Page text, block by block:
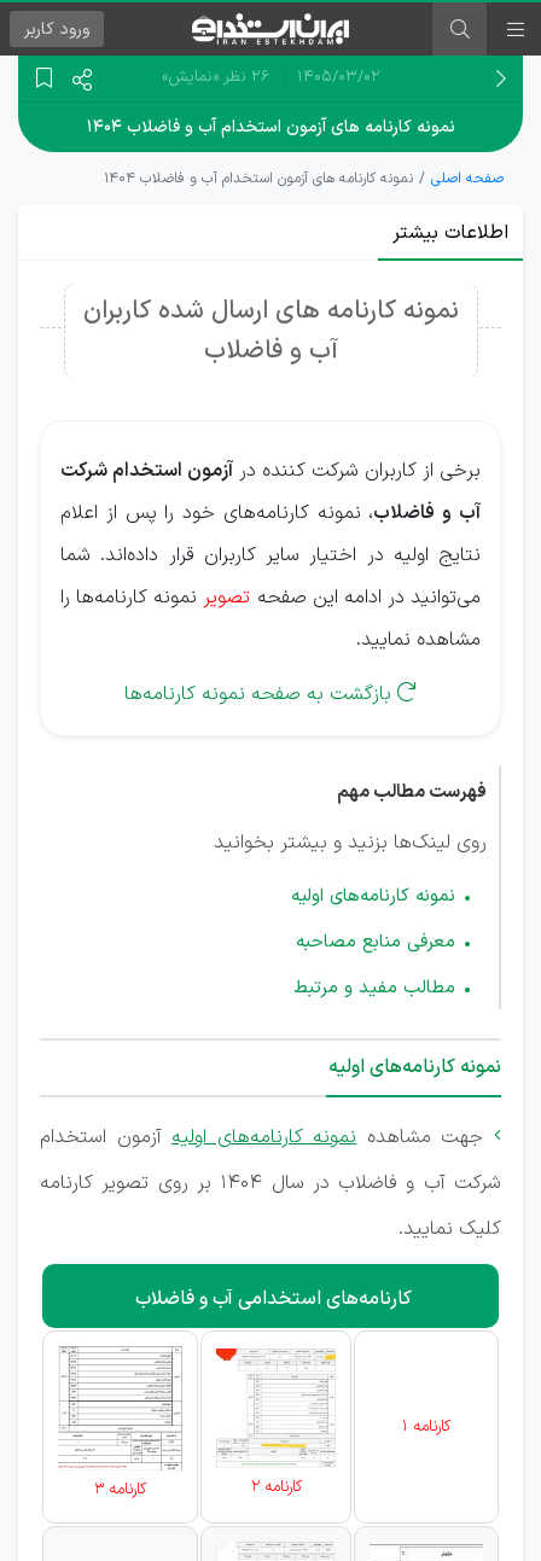
ورود کاربر
۱۴۰۵/۰۳/۰۲ 26 نظر «نمایش»
نمونه کارنامه های آزمون استخدام آب و فاضلاب ۱۴۰۴
صفحه اصلی نمونه کارنامه های آزمون استخدام آب و فاضلاب ۱۴۰۴
اطلاعات بیشتر
نمونه کارنامه های ارسال شده کاربران
آب و فاضلاب
برخی از کاربران شرکت کننده در آزمون استخدام شرکت
آب و فاضلاب، نمونه کارنامه‌های خود را پس از اعلام
نتایج اولیه در اختیار سایر کاربران قرار داده‌اند. شما
می‌توانید در ادامه این صفحه تصویر نمونه کارنامه‌ها را
مشاهده نمایید.
 بازگشت به صفحه نمونه کارنامه‌ها
فهرست مطالب مهم
روی لینک‌ها بزنید و بیشتر بخوانید
نمونه کارنامه‌های اولیه
معرفی منابع مصاحبه
مطالب مفید و مرتبط
نمونه کارنامه‌های اولیه
جهت مشاهدهنمونه کارنامه‌های اولیهآزمون استخدام
شرکت آب و فاضلاب در سال 1404 بر روی تصویر کارنامه
کلیک نمایید.
کارنامه‌های استخدامی آب و فاضلاب
کارنامه 1
کارنامه 2 کارنامه 3